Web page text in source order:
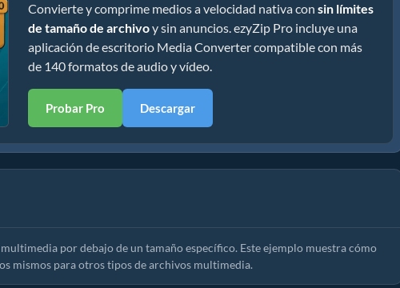
Convierte y comprime medios a velocidad nativa consin límites
de tamaño de archivoy sin anuncios. ezyZip Pro incluye una
aplicación de escritorio Media Converter compatible con más
de 140 formatos de audio y vídeo.
Probar Pro Descargar
por debajo de un tamaño específico. Este ejemplo muestra cómo
mismos para otros tipos de archivos multimedia.